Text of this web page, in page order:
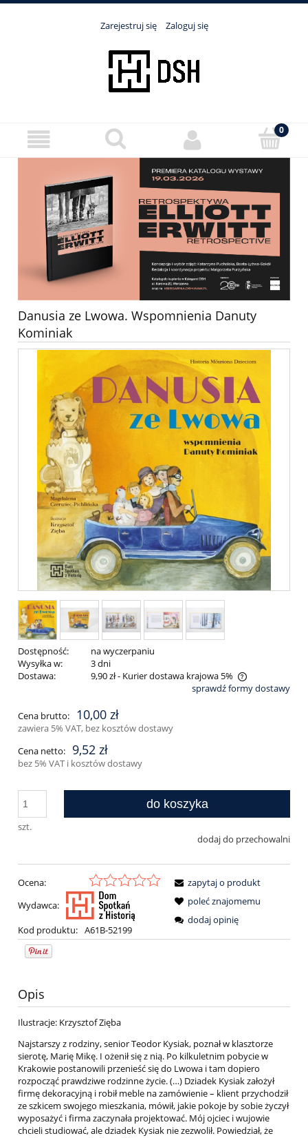
Zarejestruj się Zaloguj się
Danusia ze Lwowa. Wspomnienia Danuty
Kominiak
Dostępność:
na wyczerpaniu
Wysyłka w:
3 dni
Dostawa:
9,90 zł- Kurier dostawa krajowa 5%
Cena nie zawiera ewentualnych kosztów płatnościsprawdź formy dostawy
Cena brutto: 10,00 zł
zawiera 5% VAT, bez kosztów dostawy
Cena netto:
9,52 zł
bez 5% VAT i kosztów dostawy
szt.
do koszyka
dodaj do przechowalni
Ocena:
Wydawca:
Kod produktu: A61B-52199
zapytaj o produkt
poleć znajomemu
dodaj opinię
Opis
Ilustracje: Krzysztof Zięba
Najstarszy z rodziny, senior Teodor Kysiak, poznał w klasztorze
sierotę, Marię Mikę. I ożenił się z nią. Po kilkuletnim pobycie w
Krakowie postanowili przenieść się do Lwowa i tam dopiero
rozpocząć prawdziwe rodzinne życie. (…) Dziadek Kysiak założył
firmę dekoracyjną i robił meble na zamówienie – klient przychodził
ze szkicem swojego mieszkania, mówił, jakie pokoje by sobie życzył
wyposażyć i firma zaczynała projektować. Mój ojciec i wujowie
chcieli studiować, ale dziadek Kysiak nie zezwolił. Powiedział, że